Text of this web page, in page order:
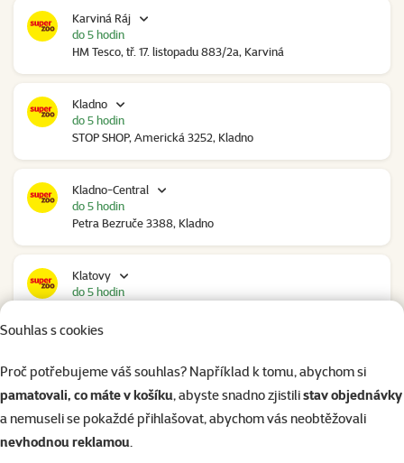
Souhlas s cookies
Proč potřebujeme váš souhlas? Například k tomu, abychom si
pamatovali, co máte v košíku, abyste snadno zjistilistav objednávky
a nemuseli se pokaždé přihlašovat, abychom vás neobtěžovali
nevhodnou reklamou.
Karviná Ráj
HM Tesco, tř. 17. listopadu 883/2a, Karviná
do 5 hodin
Kladno
STOP SHOP, Americká 3252, Kladno
do 5 hodin
Kladno-Central
Petra Bezruče 3388, Kladno
do 5 hodin
Klatovy
do 5 hodin
Polepská 979, Kolín
do 4 hodin
Kolín Ovčáry